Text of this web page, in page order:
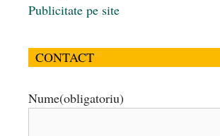
Publicitate pe site
CONTACT
Nume(obligatoriu)